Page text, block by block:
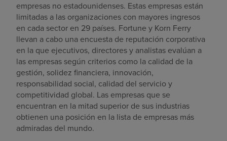
empresas no estadounidenses. Estas empresas están
limitadas a las organizaciones con mayores ingresos
en cada sector en 29 países. Fortune y Korn Ferry
llevan a cabo una encuesta de reputación corporativa
en la que ejecutivos, directores y analistas evalúan a
las empresas según criterios como la calidad de la
gestión, solidez financiera, innovación,
responsabilidad social, calidad del servicio y
competitividad global. Las empresas que se
encuentran en la mitad superior de sus industrias
obtienen una posición en la lista de empresas más
admiradas del mundo.